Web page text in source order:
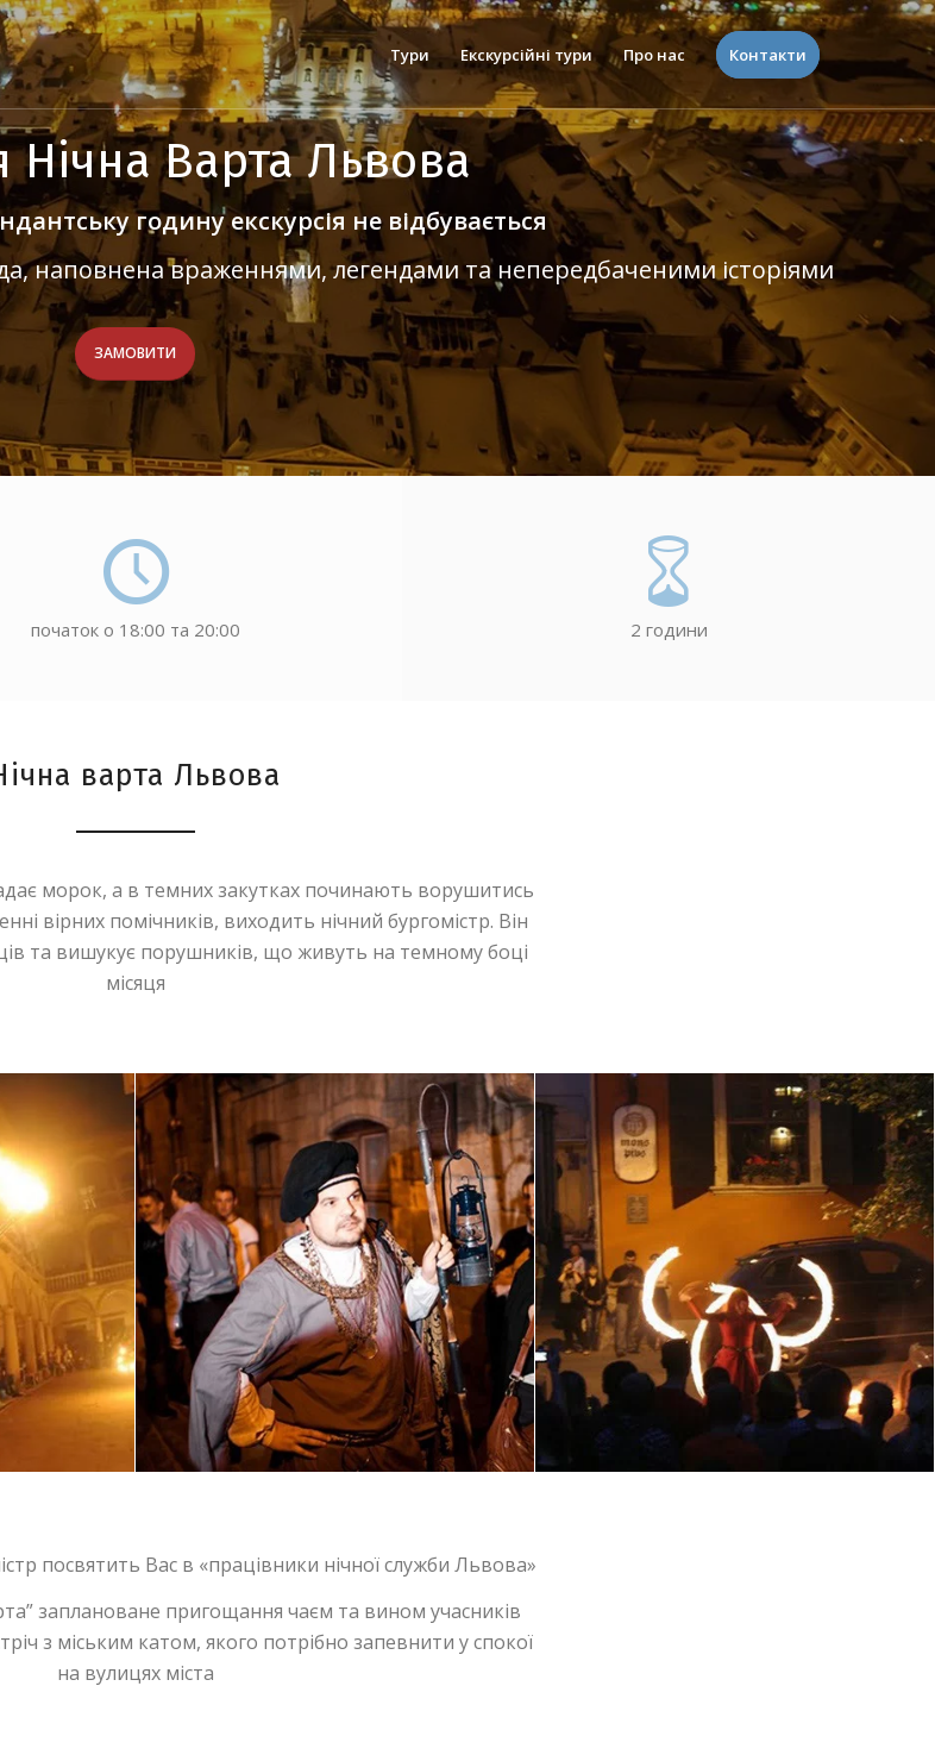
Тури Екскурсійні тури Про нас Контакти
Нічна Варта Львова
годину екскурсія не відбувається
наповнена враженнями, легендами та непередбаченими історіями
ЗАМОВИТИ
початок о 18:00 та 20:00 2 години
варта Львова
морок, а в темних закутках починають ворушитись
вірних помічників, виходить нічний бургомістр. Він
та вишукує порушників, що живуть на темному боці
місяця
посвятить Вас в «працівники нічної служби Львова»
заплановане пригощання чаєм та вином учасників
з міським катом, якого потрібно запевнити у спокої
на вулицях міста